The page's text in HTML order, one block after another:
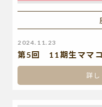
2024.11.23
第5回 11期生ママ
詳し